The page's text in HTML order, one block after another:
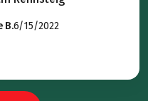
B.6/15/2022